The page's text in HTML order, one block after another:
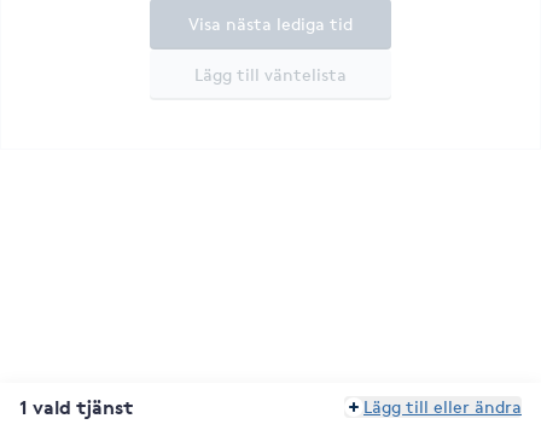
Lägg till väntelista
Visa nästa lediga tid
1 vald tjänst Lägg till eller ändra